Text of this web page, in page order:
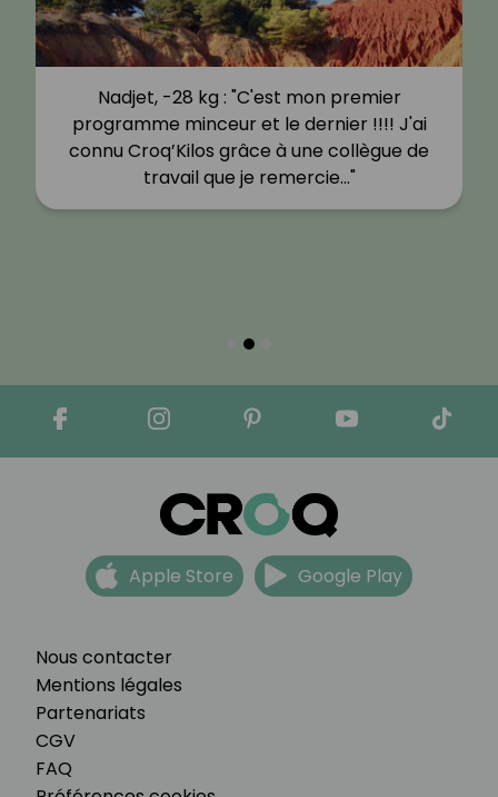
Nadjet, -28 kg : "C'est mon premier
programme minceur et le dernier !!!! J'ai
connu Croq’Kilos grâce à une collègue de
travail que je remercie…"
Nous contacter
Mentions légales
Partenariats
CGV
FAQ
Apple Store Google Play